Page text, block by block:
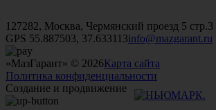
127282, Москва, Чермянский проезд 5 стр.3
GPS 55.887503, 37.633113info@mazgarant.ru
«МазГарант» © 2026Карта сайта
Политика конфиденциальности
Создание и продвижение